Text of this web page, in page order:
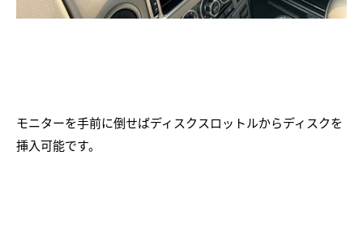
モニターを手前に倒せばディスクスロットルからディスクを
挿入可能です。